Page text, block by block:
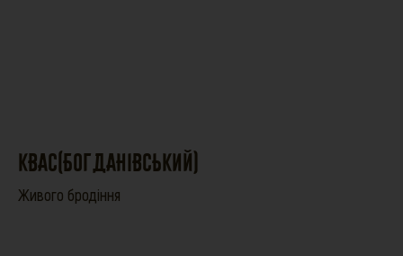
КВАС(БОГДАНІВСЬКИЙ)
Живого бродіння